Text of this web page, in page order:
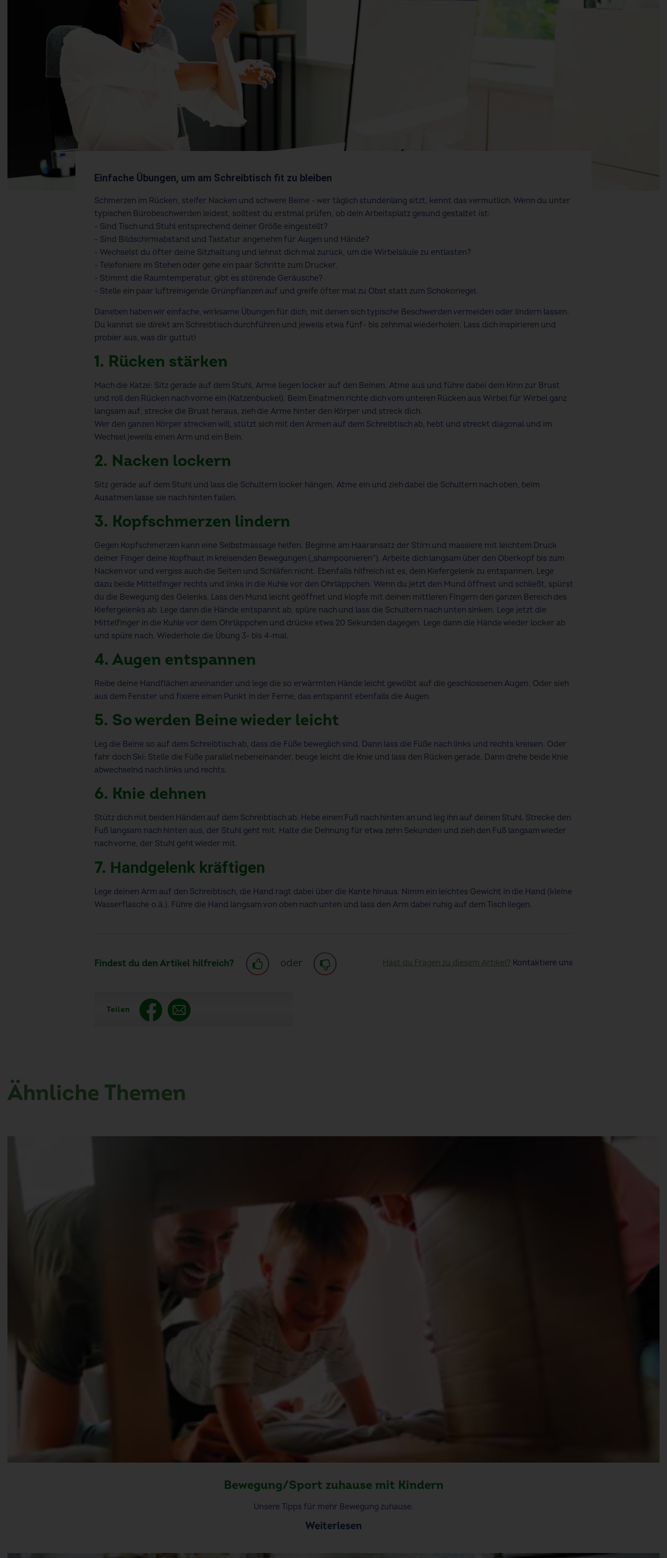
Einfache Übungen, um am Schreibtisch fit zu bleiben
Schmerzen im Rücken, steifer Nacken und schwere Beine - wer täglich stundenlang sitzt, kennt das vermutlich. Wenn du unter
typischen Bürobeschwerden leidest, solltest du erstmal prüfen, ob dein Arbeitsplatz gesund gestaltet ist:
- Sind Tisch und Stuhl entsprechend deiner Größe eingestellt?
- Sind Bildschirmabstand und Tastatur angenehm für Augen und Hände?
- Wechselst du öfter deine Sitzhaltung und lehnst dich mal zurück, um die Wirbelsäule zu entlasten?
- Telefoniere im Stehen oder gehe ein paar Schritte zum Drucker.
- Stimmt die Raumtemperatur, gibt es störende Geräusche?
- Stelle ein paar luftreinigende Grünpflanzen auf und greife öfter mal zu Obst statt zum Schokoriegel.
Daneben haben wir einfache, wirksame Übungen für dich, mit denen sich typische Beschwerden vermeiden oder lindern lassen.
Du kannst sie direkt am Schreibtisch durchführen und jeweils etwa fünf- bis zehnmal wiederholen. Lass dich inspirieren und
probier aus, was dir guttut!
1. Rücken stärken
Mach die Katze: Sitz gerade auf dem Stuhl, Arme liegen locker auf den Beinen. Atme aus und führe dabei dein Kinn zur Brust
und roll den Rücken nach vorne ein (Katzenbuckel). Beim Einatmen richte dich vom unteren Rücken aus Wirbel für Wirbel ganz
langsam auf, strecke die Brust heraus, zieh die Arme hinter den Körper und streck dich.
Wer den ganzen Körper strecken will, stützt sich mit den Armen auf dem Schreibtisch ab, hebt und streckt diagonal und im
Wechsel jeweils einen Arm und ein Bein.
2. Nacken lockern
Sitz gerade auf dem Stuhl und lass die Schultern locker hängen. Atme ein und zieh dabei die Schultern nach oben, beim
Ausatmen lasse sie nach hinten fallen.
3. Kopfschmerzen lindern
Gegen Kopfschmerzen kann eine Selbstmassage helfen. Beginne am Haaransatz der Stirn und massiere mit leichtem Druck
deiner Finger deine Kopfhaut in kreisenden Bewegungen („shampoonieren“). Arbeite dich langsam über den Oberkopf bis zum
Nacken vor und vergiss auch die Seiten und Schläfen nicht. Ebenfalls hilfreich ist es, dein Kiefergelenk zu entspannen. Lege
dazu beide Mittelfinger rechts und links in die Kuhle vor den Ohrläppchen. Wenn du jetzt den Mund öffnest und schließt, spürst
du die Bewegung des Gelenks. Lass den Mund leicht geöffnet und klopfe mit deinen mittleren Fingern den ganzen Bereich des
Kiefergelenks ab. Lege dann die Hände entspannt ab, spüre nach und lass die Schultern nach unten sinken. Lege jetzt die
Mittelfinger in die Kuhle vor dem Ohrläppchen und drücke etwa 20 Sekunden dagegen. Lege dann die Hände wieder locker ab
und spüre nach. Wiederhole die Übung 3- bis 4-mal.
4. Augen entspannen
Reibe deine Handflächen aneinander und lege die so erwärmten Hände leicht gewölbt auf die geschlossenen Augen. Oder sieh
aus dem Fenster und fixiere einen Punkt in der Ferne, das entspannt ebenfalls die Augen.
5. So werden Beine wieder leicht
Leg die Beine so auf dem Schreibtisch ab, dass die Füße beweglich sind. Dann lass die Füße nach links und rechts kreisen. Oder
fahr doch Ski: Stelle die Füße parallel nebeneinander, beuge leicht die Knie und lass den Rücken gerade. Dann drehe beide Knie
abwechselnd nach links und rechts.
6. Knie dehnen
Stütz dich mit beiden Händen auf dem Schreibtisch ab. Hebe einen Fuß nach hinten an und leg ihn auf deinen Stuhl. Strecke den
Fuß langsam nach hinten aus, der Stuhl geht mit. Halte die Dehnung für etwa zehn Sekunden und zieh den Fuß langsam wieder
nach vorne, der Stuhl geht wieder mit.
7. Handgelenk kräftigen
Lege deinen Arm auf den Schreibtisch, die Hand ragt dabei über die Kante hinaus. Nimm ein leichtes Gewicht in die Hand (kleine
Wasserflasche o.ä.). Führe die Hand langsam von oben nach unten und lass den Arm dabei ruhig auf dem Tisch liegen.
Findest du den Artikel hilfreich? oder Hast du Fragen zu diesem Artikel? Kontaktiere uns
Teilen
Ähnliche Themen
Bewegung/Sport zuhause mit Kindern
Unsere Tipps für mehr Bewegung zuhause.
Weiterlesen